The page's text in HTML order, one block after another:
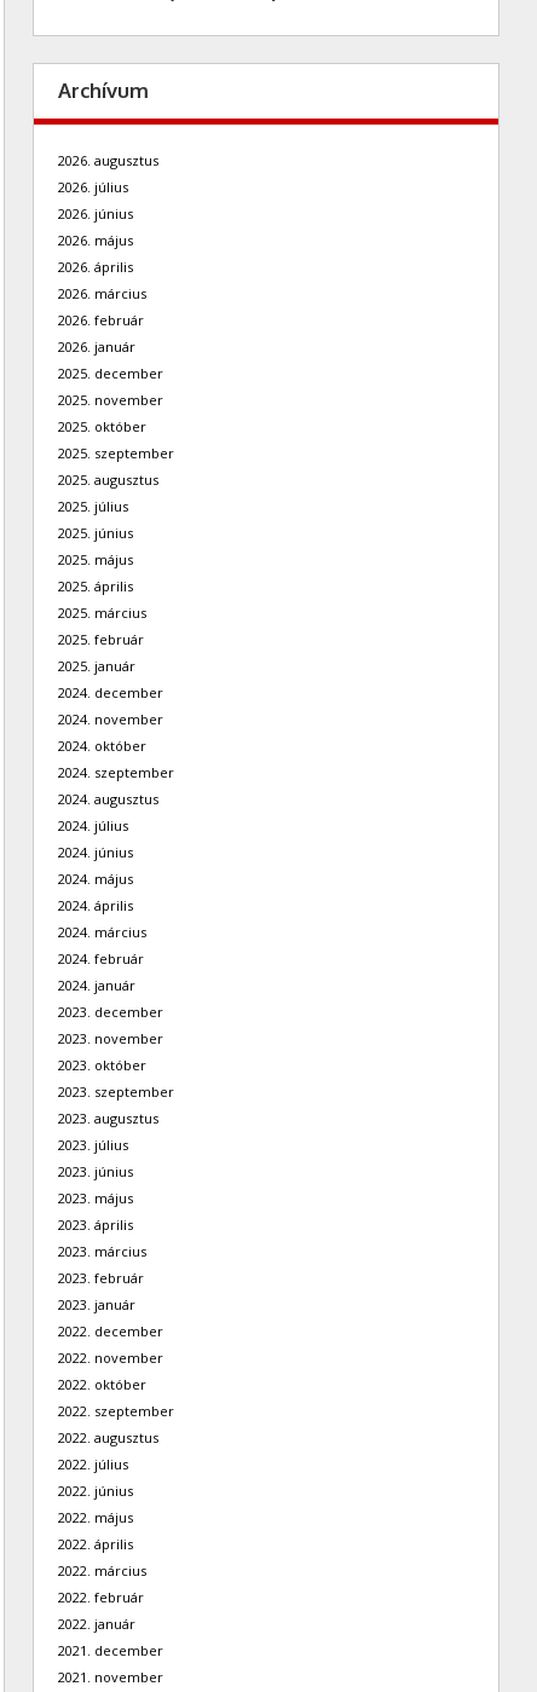
Archívum
2026. augusztus
2026. július
2026. június
2026. május
2026. április
2026. március
2026. február
2026. január
2025. december
2025. november
2025. október
2025. szeptember
2025. augusztus
2025. július
2025. június
2025. május
2025. április
2025. március
2025. február
2025. január
2024. december
2024. november
2024. október
2024. szeptember
2024. augusztus
2024. július
2024. június
2024. május
2024. április
2024. március
2024. február
2024. január
2023. december
2023. november
2023. október
2023. szeptember
2023. augusztus
2023. július
2023. június
2023. május
2023. április
2023. március
2023. február
2023. január
2022. december
2022. november
2022. október
2022. szeptember
2022. augusztus
2022. július
2022. június
2022. május
2022. április
2022. március
2022. február
2022. január
2021. december
2021. november